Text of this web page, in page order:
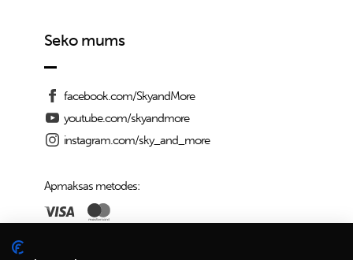
Seko mums
facebook.com/SkyandMore
youtube.com/skyandmore
instagram.com/sky_and_more
Apmaksas metodes: